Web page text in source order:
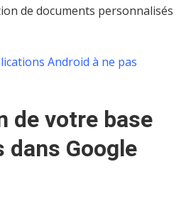
de documents personnalisés
Android à ne pas
de votre base
dans Google